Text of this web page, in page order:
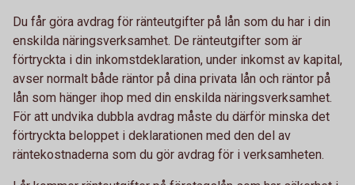
Du får göra avdrag för ränteutgifter på lån som du har i din
enskilda näringsverksamhet. De ränteutgifter som är
förtryckta i din inkomstdeklaration, under inkomst av kapital,
avser normalt både räntor på dina privata lån och räntor på
lån som hänger ihop med din enskilda näringsverksamhet.
För att undvika dubbla avdrag måste du därför minska det
förtryckta beloppet i deklarationen med den del av
räntekostnaderna som du gör avdrag för i verksamheten.